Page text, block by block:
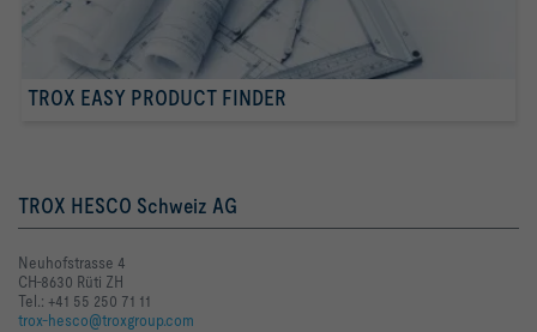
TROX EASY PRODUCT FINDER
TROX HESCO Schweiz AG
Neuhofstrasse 4
CH-8630 Rüti ZH
Tel.: +41 55 250 71 11
trox-hesco@troxgroup.com